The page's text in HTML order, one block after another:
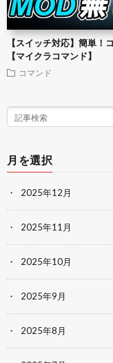
【スイッチ対応】簡単！
【マイクラコマンド】
コマンド
月を選択
2025年12月
2025年11月
2025年10月
2025年9月
2025年8月